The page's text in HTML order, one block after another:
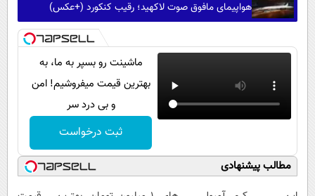
هواپیمای مافوق صوت لاکهید؛ رقیب کنکورد (+عکس)
ماشینت رو بسپر به ما، به
بهترین قیمت میفروشیم! امن
و بی درد سر
ثبت درخواست
مطالب پیشنهادی